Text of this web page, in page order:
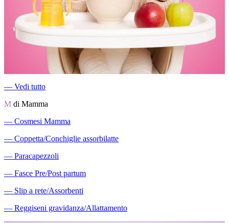
― Vedi tutto
M di Mamma
― Cosmesi Mamma
― Coppetta/Conchiglie assorbilatte
― Paracapezzoli
― Fasce Pre/Post partum
― Slip a rete/Assorbenti
― Reggiseni gravidanza/Allattamento